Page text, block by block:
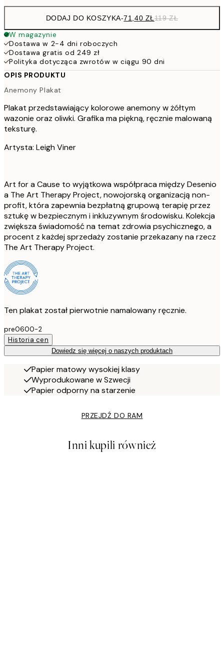
DODAJ DO KOSZYKA-71,40 ZŁ 119 ZŁ
W magazynie
Dostawa w 2-4 dni roboczych
Dostawa gratis od 249 zł
Polityka dotycząca zwrotów w ciągu 90 dni
OPIS PRODUKTU
Anemony Plakat
Plakat przedstawiający kolorowe anemony w żółtym
wazonie oraz oliwki. Grafika ma piękną, ręcznie malowaną
teksturę.
Artysta: Leigh Viner
Art for a Cause to wyjątkowa współpraca między Desenio
a The Art Therapy Project, nowojorską organizacją non-
profit, która zapewnia bezpłatną grupową terapię przez
sztukę w bezpiecznym i inkluzywnym środowisku. Kolekcja
zwiększa świadomość na temat zdrowia psychicznego, a
procent z każdej sprzedaży zostanie przekazany na rzecz
The Art Therapy Project.
Ten plakat został pierwotnie namalowany ręcznie.
pre0600-2
Historia cen
Dowiedz się więcej o naszych produktach
Papier matowy wysokiej klasy
Wyprodukowane w Szwecji
Papier odporny na starzenie
PRZEJDŹ DO RAM
Inni kupili również